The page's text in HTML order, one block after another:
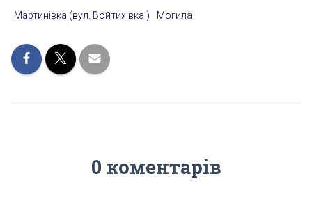
Мартинівка (вул. Войтихівка )
Могила
0 коментарів